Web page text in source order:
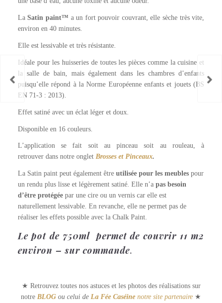
LaSatin paint™a un fort pouvoir couvrant, elle sèche très vite,
environ en 40 minutes.
Elle est lessivable et très résistante.
Idéale pour les huisseries de toutes les pièces comme la cuisine et
la salle de bain, mais également dans les chambres d’enfants
puisqu’elle répond à la Norme Européenne enfants et jouets (BS
EN 71-3 : 2013).
Effet satiné avec un éclat léger et doux.
Disponible en 16 couleurs.
L’application se fait soit au pinceau soit au rouleau, à
retrouver dans notre onglet Brosses et Pinceaux.
La Satin paint peut également être utilisée pour les meublespour
un rendu plus lisse et légèrement satiné. Elle n’a pas besoin
d’être protégéepar une cire ou un vernis car elle est
naturellement lessivable. En revanche, elle ne permet pas de
réaliser les effets possible avec la Chalk Paint.
Le pot de 750ml permet de couvrir 11 m2
environ – sur commande.
★ Retrouvez toutes nos astuces et les photos des réalisations sur
notre BLOG ou celui de La Fée Caséine notre site partenaire ★